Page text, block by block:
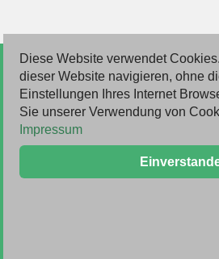
© 2026 Deutsche Jobmarkt GmbH
Inserieren
Kontakt
AGB
Diese Website verwendet
dieser Website navigieren, ohne
Einstellungen Ihres Internet
Sie unserer Verwendung von
Impressum